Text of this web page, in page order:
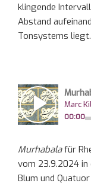
klingende
Abstand
Tonsystems liegt.
Murhabalafür
vom 23.9.2024 in
Blum und